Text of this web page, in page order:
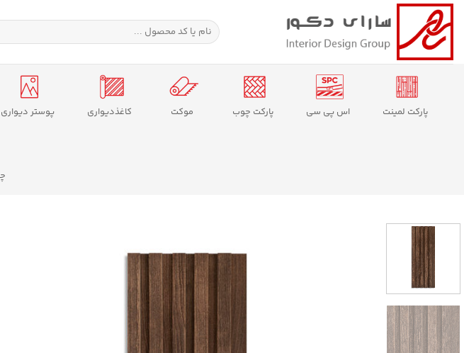
Skip
content
جستجو
برای:
پارکت لمینت اس پی سی پارکت چوب موکت کاغذدیواری پوستر دیواری